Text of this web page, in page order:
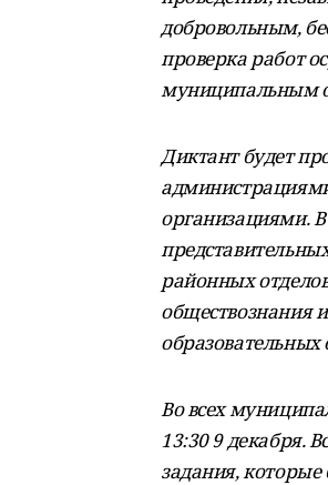
добровольным,
проверка работ
муниципальным
Диктант будет
организациями.
районных
обществознания
образовательных
Во всех
13:30 9 декабря.
задания, которые